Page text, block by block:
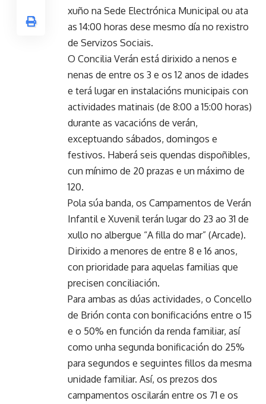
xuño na Sede Electrónica Municipal ou ata
as 14:00 horas dese mesmo día no rexistro
de Servizos Sociais.
O Concilia Verán está dirixido a nenos e
nenas de entre os 3 e os 12 anos de idades
e terá lugar en instalacións municipais con
actividades matinais (de 8:00 a 15:00 horas)
durante as vacacións de verán,
exceptuando sábados, domingos e
festivos. Haberá seis quendas dispoñibles,
cun mínimo de 20 prazas e un máximo de
120.
Pola súa banda, os Campamentos de Verán
Infantil e Xuvenil terán lugar do 23 ao 31 de
xullo no albergue “A filla do mar” (Arcade).
Dirixido a menores de entre 8 e 16 anos,
con prioridade para aquelas familias que
precisen conciliación.
Para ambas as dúas actividades, o Concello
de Brión conta con bonificacións entre o 15
e o 50% en función da renda familiar, así
como unha segunda bonificación do 25%
para segundos e seguintes fillos da mesma
unidade familiar. Así, os prezos dos
campamentos oscilarán entre os 71 e os